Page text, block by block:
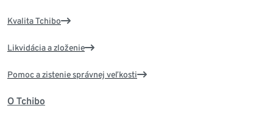
Kvalita Tchibo
Likvidácia a zloženie
Pomoc a zistenie správnej veľkosti
O Tchibo